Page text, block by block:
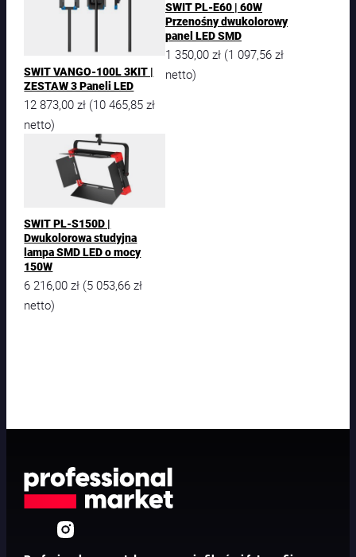
SWIT VANGO-100L 3KIT |
ZESTAW 3 Paneli LED
12 873,00zł (10 465,85zł
netto)
SWIT PL-E60 | 60W
Przenośny dwukolorowy
panel LED SMD
1 350,00 zł (1 097,56 zł
netto)
SWIT PL-S150D |
Dwukolorowa studyjna
lampa SMD LED o mocy
150W
6 216,00zł (5 053,66zł
netto)